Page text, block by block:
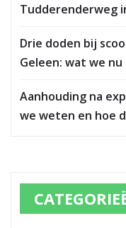
Tudderenderweg
Drie doden bij
Geleen: wat we
Aanhouding na
we weten en hoe